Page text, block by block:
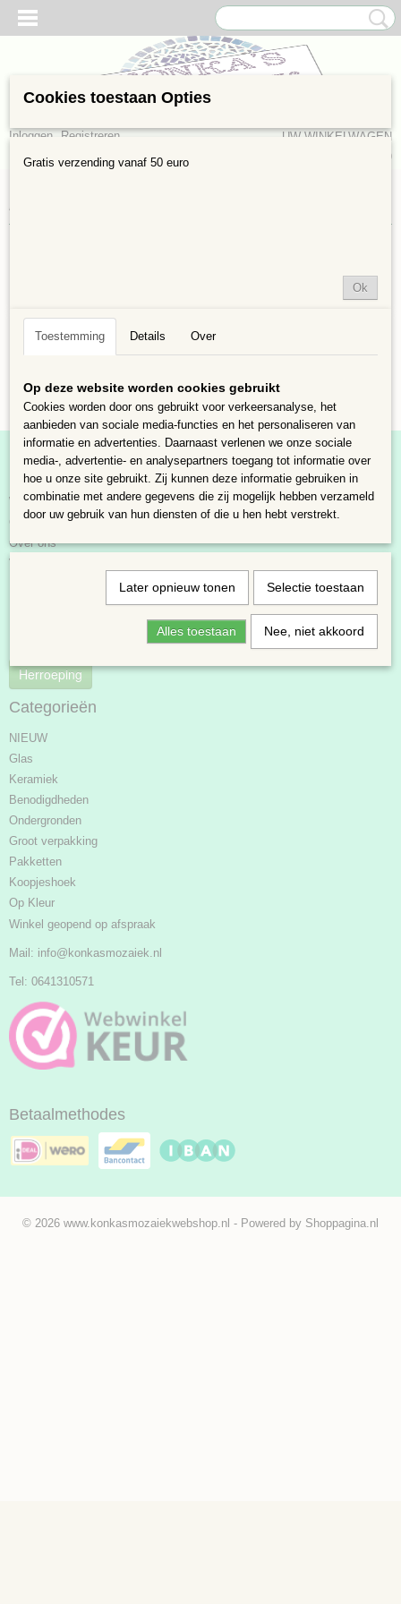
Inloggen Registreren
UW WINKELWAGEN
(0)
Home
Informatie
Webshop
Contact
Over ons
Voorwaarden
Herroeping
Categorieën
NIEUW
Glas
Keramiek
Benodigdheden
Ondergronden
Groot verpakking
Pakketten
Koopjeshoek
Op Kleur
Winkel geopend op afspraak
Mail: info@konkasmozaiek.nl
Tel: 0641310571
Betaalmethodes
© 2026 www.konkasmozaiekwebshop.nl - Powered by Shoppagina.nl
Cookies toestaan Opties
Gratis verzending vanaf 50 euro
Ok
Toestemming Details Over
Op deze website worden cookies gebruikt
Cookies worden door ons gebruikt voor verkeersanalyse, het
aanbieden van sociale media-functies en het personaliseren van
informatie en advertenties. Daarnaast verlenen we onze sociale
media-, advertentie- en analysepartners toegang tot informatie over
hoe u onze site gebruikt. Zij kunnen deze informatie gebruiken in
combinatie met andere gegevens die zij mogelijk hebben verzameld
door uw gebruik van hun diensten of die u hen hebt verstrekt.
Later opnieuw tonen Selectie toestaan
Alles toestaan Nee, niet akkoord